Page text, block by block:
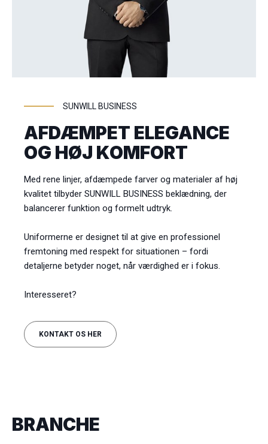
SUNWILL BUSINESS
AFDÆMPET ELEGANCE
OG HØJ KOMFORT
Med rene linjer, afdæmpede farver og materialer af høj
kvalitet tilbyder SUNWILL BUSINESS beklædning, der
balancerer funktion og formelt udtryk.
Uniformerne er designet til at give en professionel
fremtoning med respekt for situationen – fordi
detaljerne betyder noget, når værdighed er i fokus.
Interesseret?
KONTAKT OS HER
BRANCHE